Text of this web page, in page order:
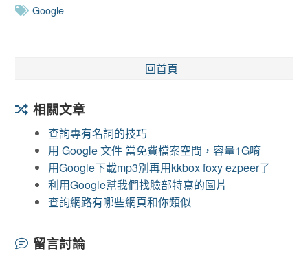
Google
回首頁
相關文章
查詢專有名詞的技巧
用 Google 文件 當免費檔案空間，容量1G唷
用Google下載mp3別再用kkbox foxy ezpeer了
利用Google幫我們找臉部特寫的圖片
查詢網路有哪些網頁和你類似
留言討論